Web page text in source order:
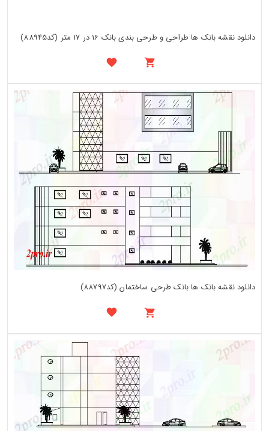
دانلود نقشه بانک ها طراحی و طرحی بندی بانک 16 در 17 متر (کد88945)
دانلود نقشه بانک ها بانک طرحی ساختمان (کد88797)